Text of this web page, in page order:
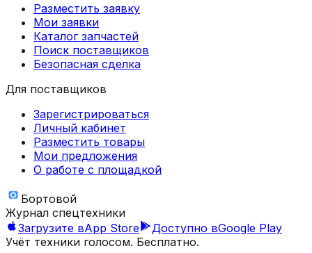
Разместить заявку
Мои заявки
Каталог запчастей
Поиск поставщиков
Безопасная сделка
Для поставщиков
Зарегистрироваться
Личный кабинет
Разместить товары
Мои предложения
О работе с площадкой
Бортовой
Журнал спецтехники
Загрузите вApp Store Доступно вGoogle Play
Учёт техники голосом. Бесплатно.